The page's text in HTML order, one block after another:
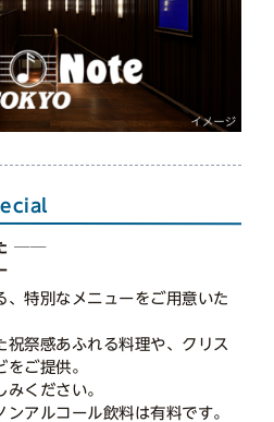
た ──
、特別なメニューをご用意いた
祝祭感あふれる料理や、クリス
ご提供。
ください。
アルコール飲料は有料です。